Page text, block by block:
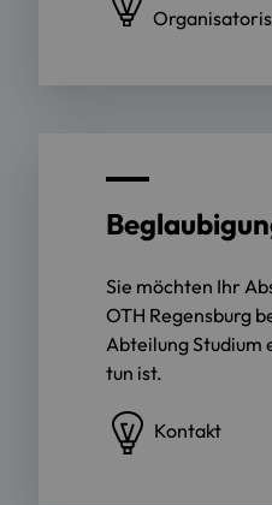
Sie möchten Ihr
OTH Regensburg
Abteilung Studium
tun ist.
Kontakt